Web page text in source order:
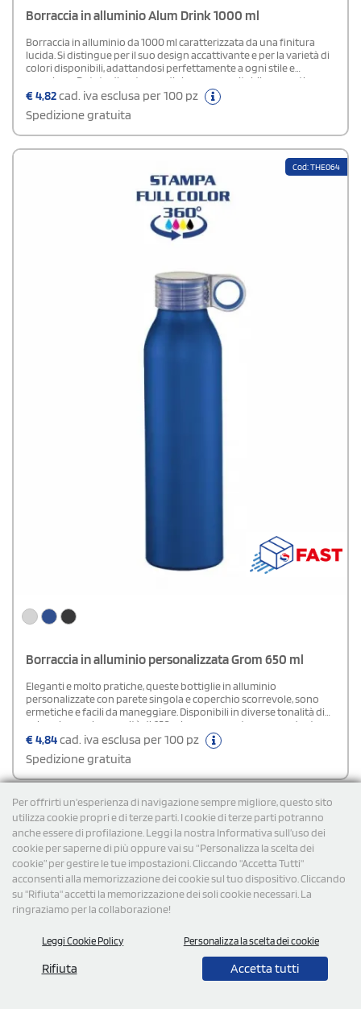
Per offrirti un'esperienza di navigazione sempre migliore, questo sito
utilizza cookie propri e di terze parti. I cookie di terze parti potranno
anche essere di profilazione. Leggi la nostra Informativa sull’uso dei
cookie per saperne di più oppure vai su “Personalizza la scelta dei
cookie” per gestire le tue impostazioni. Cliccando "Accetta Tutti"
acconsenti alla memorizzazione dei cookie sul tuo dispositivo. Cliccando
su "Rifiuta" accetti la memorizzazione dei soli cookie necessari. La
ringraziamo per la collaborazione!
Leggi Cookie Policy Personalizza la scelta dei cookie
Rifiuta Accetta tutti
Borraccia in alluminio Alum Drink 1000 ml
Borraccia in alluminio da 1000 ml caratterizzata da una finitura
lucida. Si distingue per il suo design accattivante e per la varietà di
colori disponibili, adattandosi perfettamente a ogni stile e
occasione. Dotata di un tappo di sicurezza avvitabile, garantisce
una chiusura ermetica per evitare fuoriuscite, rendendola ideale
per l’uso quotidiano, in ufficio, durante lo sport o in viaggio.
€4,82cad. iva esclusa per 100 pz
Spedizione gratuita
Cod: THE064
Borraccia in alluminio personalizzata Grom 650 ml
Eleganti e molto pratiche, queste bottiglie in alluminio
personalizzate con parete singola e coperchio scorrevole, sono
ermetiche e facili da maneggiare. Disponibili in diverse tonalità di
colore, hanno la capacità di 650 ml e rappresentano un gadget
omaggio ideale se vuoi dare visibilità al tuo brand aziendale.
€4,84cad. iva esclusa per 100 pz
Spedizione gratuita